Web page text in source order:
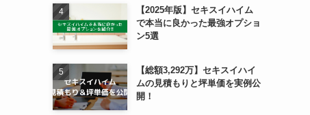
【2025年版】セキスイハイム
で本当に良かった最強オプショ
ン5選
【総額3,292万】セキスイハイ
ムの見積もりと坪単価を実例公
開！